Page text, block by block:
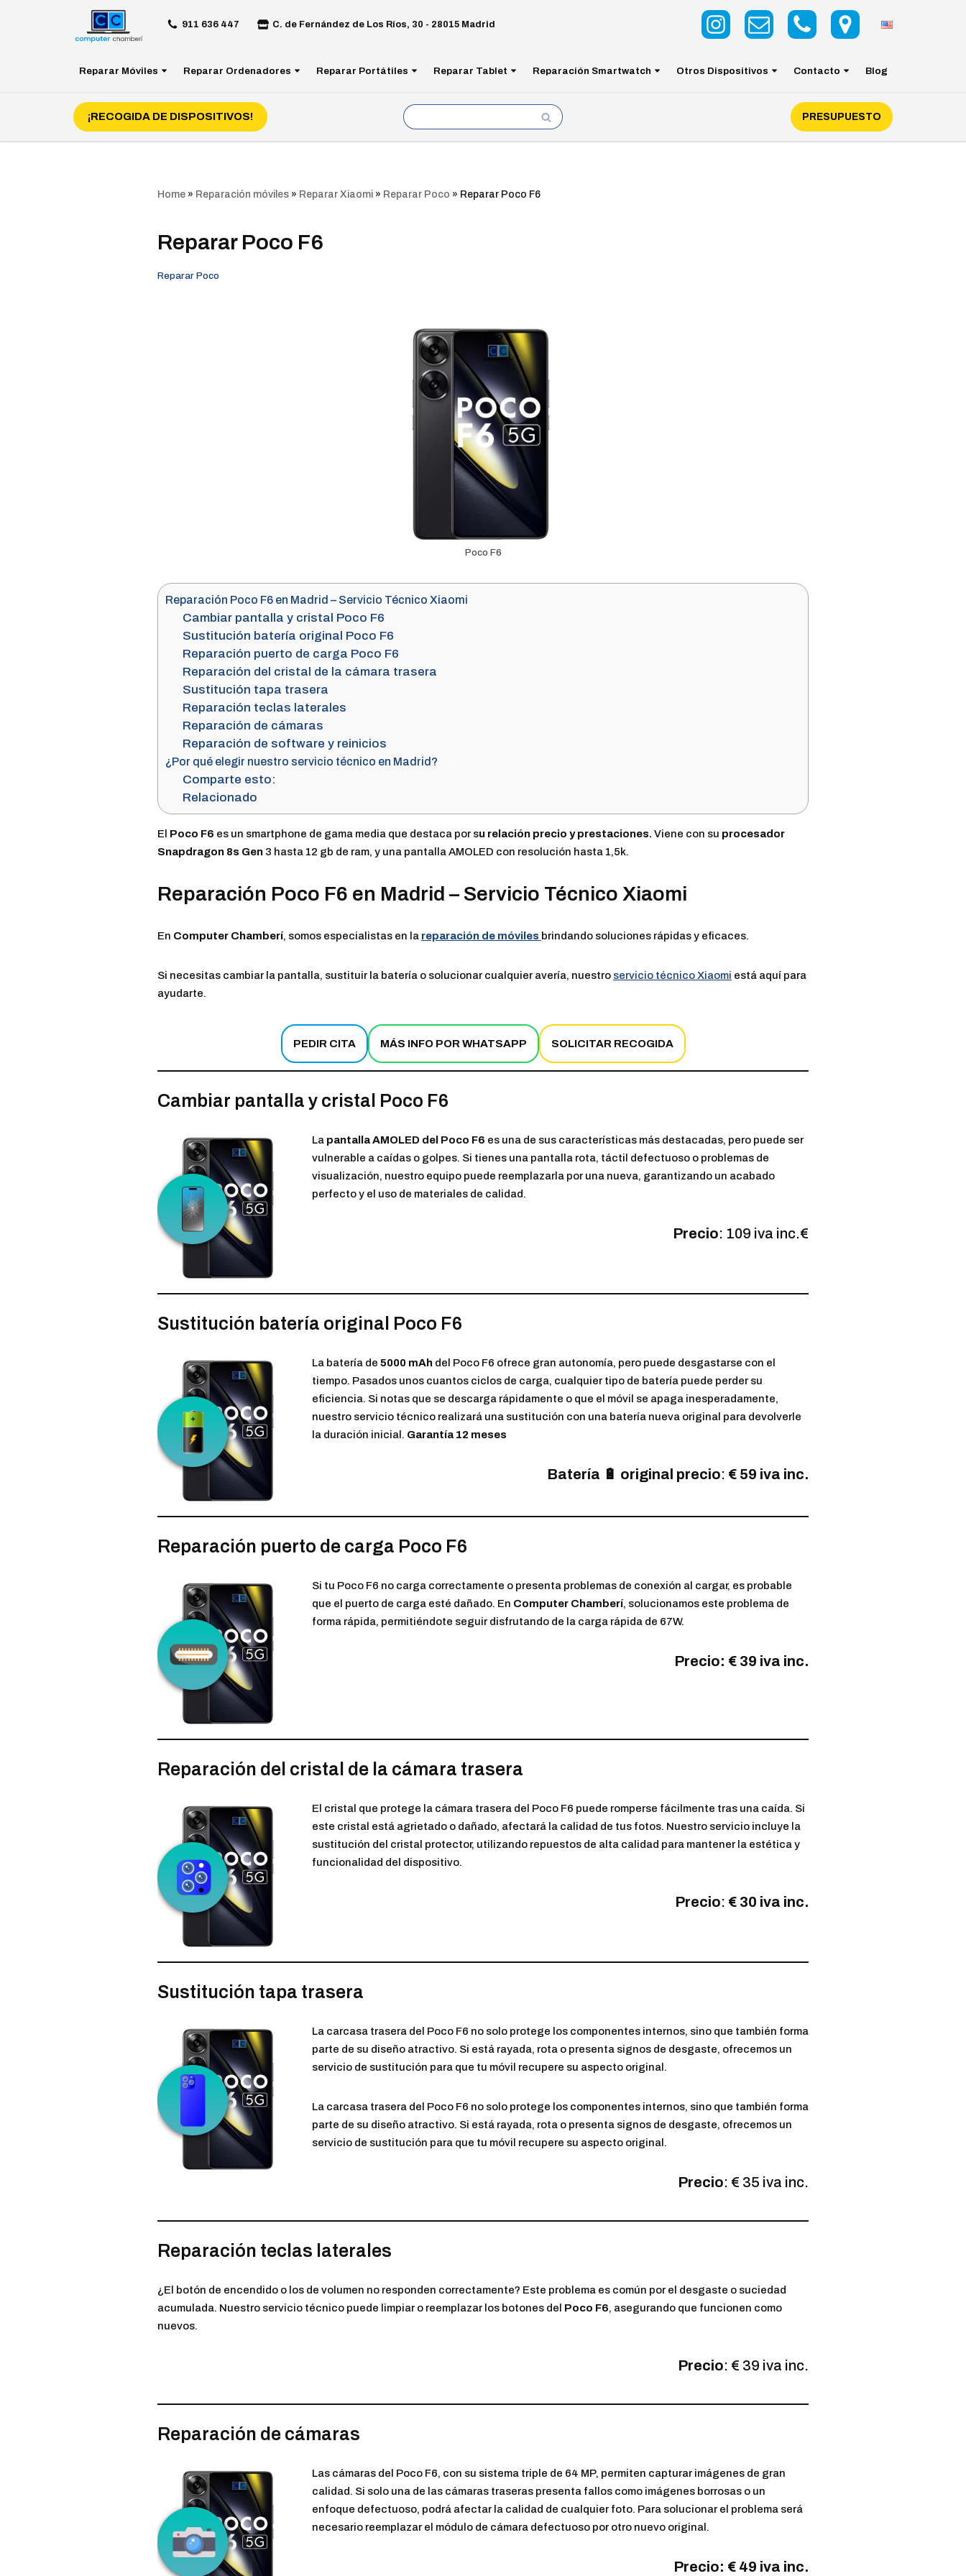
911 636 447 C. de Fernández de Los Ríos, 30 - 28015 Madrid
Reparar Móviles Reparar Ordenadores Reparar Portátiles Reparar Tablet Reparación Smartwatch Otros Dispositivos Contacto Blog
¡RECOGIDA DE DISPOSITIVOS! PRESUPUESTO
Home » Reparación móviles » Reparar Xiaomi » Reparar Poco » Reparar Poco F6
Reparar Poco F6
Reparar Poco
Poco F6
Reparación Poco F6 en Madrid – Servicio Técnico Xiaomi
Cambiar pantalla y cristal Poco F6
Sustitución batería original Poco F6
Reparación puerto de carga Poco F6
Reparación del cristal de la cámara trasera
Sustitución tapa trasera
Reparación teclas laterales
Reparación de cámaras
Reparación de software y reinicios
¿Por qué elegir nuestro servicio técnico en Madrid?
Comparte esto:
Relacionado
El Poco F6 es un smartphone de gama media que destaca por su relación precio y prestaciones. Viene con su procesador
Snapdragon 8s Gen 3 hasta 12 gb de ram, y una pantalla AMOLED con resolución hasta 1,5k.
Reparación Poco F6 en Madrid – Servicio Técnico Xiaomi
En Computer Chamberí, somos especialistas en la reparación de móviles brindando soluciones rápidas y eficaces.
Si necesitas cambiar la pantalla, sustituir la batería o solucionar cualquier avería, nuestro servicio técnico Xiaomi está aquí para
ayudarte.
PEDIR CITA MÁS INFO POR WHATSAPP SOLICITAR RECOGIDA
Cambiar pantalla y cristal Poco F6
La pantalla AMOLED del Poco F6 es una de sus características más destacadas, pero puede ser
vulnerable a caídas o golpes. Si tienes una pantalla rota, táctil defectuoso o problemas de
visualización, nuestro equipo puede reemplazarla por una nueva, garantizando un acabado
perfecto y el uso de materiales de calidad.
Precio: 109 iva inc.€
Sustitución batería original Poco F6
La batería de 5000 mAh del Poco F6 ofrece gran autonomía, pero puede desgastarse con el
tiempo. Pasados unos cuantos ciclos de carga, cualquier tipo de batería puede perder su
eficiencia. Si notas que se descarga rápidamente o que el móvil se apaga inesperadamente,
nuestro servicio técnico realizará una sustitución con una batería nueva original para devolverle
la duración inicial. Garantía 12 meses
Batería 🔋 original precio: € 59 iva inc.
Reparación puerto de carga Poco F6
Si tu Poco F6 no carga correctamente o presenta problemas de conexión al cargar, es probable
que el puerto de carga esté dañado. En Computer Chamberí, solucionamos este problema de
forma rápida, permitiéndote seguir disfrutando de la carga rápida de 67W.
Precio: € 39 iva inc.
Reparación del cristal de la cámara trasera
El cristal que protege la cámara trasera del Poco F6 puede romperse fácilmente tras una caída. Si
este cristal está agrietado o dañado, afectará la calidad de tus fotos. Nuestro servicio incluye la
sustitución del cristal protector, utilizando repuestos de alta calidad para mantener la estética y
funcionalidad del dispositivo.
Precio: € 30 iva inc.
Sustitución tapa trasera
La carcasa trasera del Poco F6 no solo protege los componentes internos, sino que también forma
parte de su diseño atractivo. Si está rayada, rota o presenta signos de desgaste, ofrecemos un
servicio de sustitución para que tu móvil recupere su aspecto original.
La carcasa trasera del Poco F6 no solo protege los componentes internos, sino que también forma
parte de su diseño atractivo. Si está rayada, rota o presenta signos de desgaste, ofrecemos un
servicio de sustitución para que tu móvil recupere su aspecto original.
Precio: € 35 iva inc.
Reparación teclas laterales
¿El botón de encendido o los de volumen no responden correctamente? Este problema es común por el desgaste o suciedad
acumulada. Nuestro servicio técnico puede limpiar o reemplazar los botones del Poco F6, asegurando que funcionen como
nuevos.
Precio: € 39 iva inc.
Reparación de cámaras
Las cámaras del Poco F6, con su sistema triple de 64 MP, permiten capturar imágenes de gran
calidad. Si solo una de las cámaras traseras presenta fallos como imágenes borrosas o un
enfoque defectuoso, podrá afectar la calidad de cualquier foto. Para solucionar el problema será
necesario reemplazar el módulo de cámara defectuoso por otro nuevo original.
Precio: € 49 iva inc.